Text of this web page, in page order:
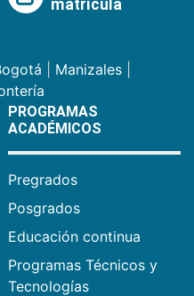
matrícula
Manizales
PROGRAMAS
ACADÉMICOS
Pregrados
Posgrados
Educación continua
Programas Técnicos y
Tecnologías